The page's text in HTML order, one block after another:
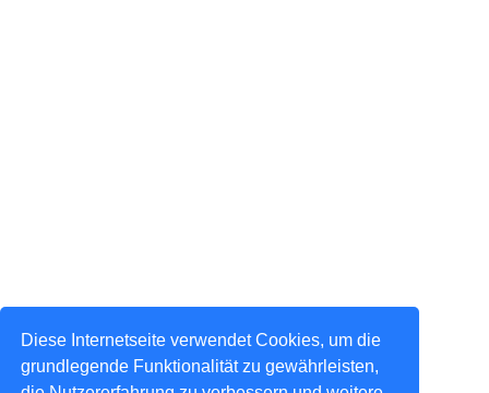
Diese Internetseite verwendet Cookies, um die
grundlegende Funktionalität zu gewährleisten,